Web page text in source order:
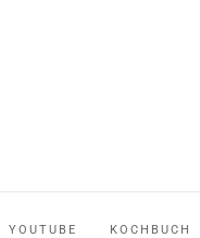
YOUTUBE KOCHBUCH